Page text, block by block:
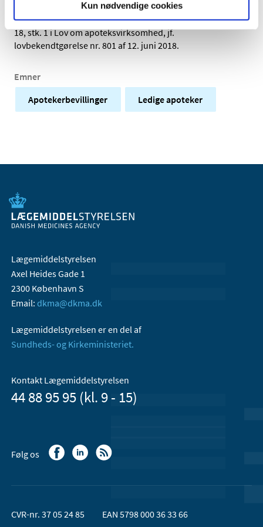
Kun nødvendige cookies
Meddelelsen om den ledige bevilling sker i henhold til §
18, stk. 1 i Lov om apoteksvirksomhed, jf.
lovbekendtgørelse nr. 801 af 12. juni 2018.
Emner
Apotekerbevillinger
Ledige apoteker
Lægemiddelstyrelsen
Axel Heides Gade 1
2300 København S
Email: dkma@dkma.dk
Lægemiddelstyrelsen er en del af
Sundheds- og Kirkeministeriet.
Kontakt Lægemiddelstyrelsen
44 88 95 95 (kl. 9 - 15)
Følg os
CVR-nr. 37 05 24 85 EAN 5798 000 36 33 66